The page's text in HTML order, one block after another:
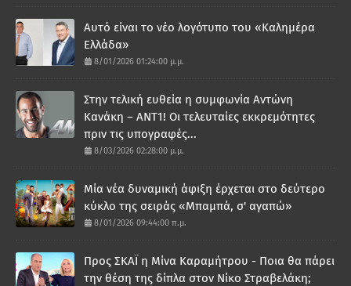
Αυτό είναι το νέο λογότυπο του «Καλημέρα
Ελλάδα»
8/01/2026 01:24:00 μ.μ.
Στην τελική ευθεία η συμφωνία Αντώνη
Κανάκη – ΑΝΤ1! Οι τελευταίες εκκρεμότητες
πριν τις υπογραφές...
8/03/2026 02:28:00 μ.μ.
Μία νέα δυναμική άφιξη έρχεται στο δεύτερο
κύκλο της σειράς «Μπαμπά, σ' αγαπώ»
8/01/2026 09:44:00 π.μ.
Προς ΣΚΑΪ η Μίνα Καραμήτρου - Ποια θα πάρει
την θέση της δίπλα στον Νίκο Στραβελάκη;